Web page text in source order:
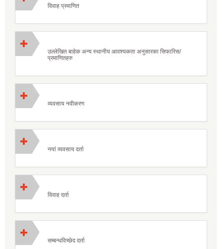
विवाह प्रमाणित
उल्लेखित बाहेक अन्य स्थानीय आवश्यकता अनुसारका सिफारिस/
प्रमाणितहरु
व्यवसाय नवीकरण
नयां व्यवसाय दर्ता
विवाह दर्ता
सम्बन्धविच्छेद दर्ता